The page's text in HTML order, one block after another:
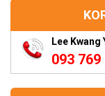
Lee Kwang
093 769